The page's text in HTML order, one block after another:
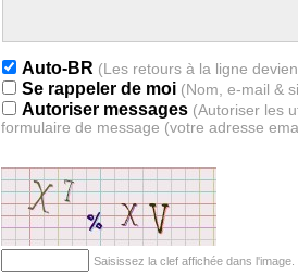
Auto-BR
Se rappeler de moi (Nom, e-mail &
Autoriser messages (Autoriser les
formulaire de message (votre adresse
Saisissez la clef affichée dans